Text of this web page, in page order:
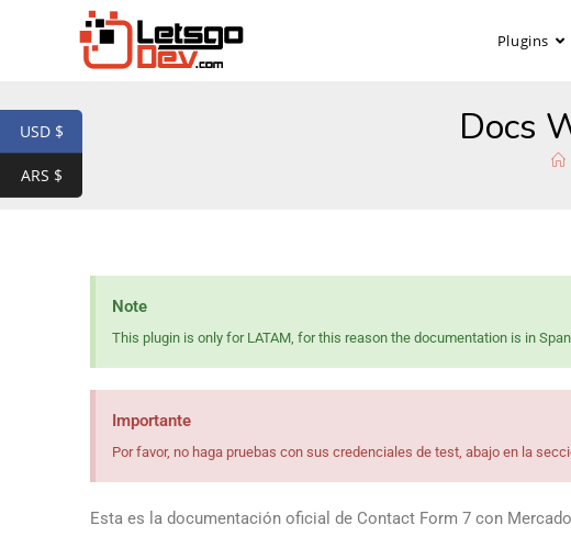
Plugins
Docs
Note
This plugin is only for LATAM, for this reason the documentation is in
Importante
Por favor, no haga pruebas con sus credenciales de test, abajo en la
Esta es la documentación oficial de Contact Form 7 con
USD $
ARS $